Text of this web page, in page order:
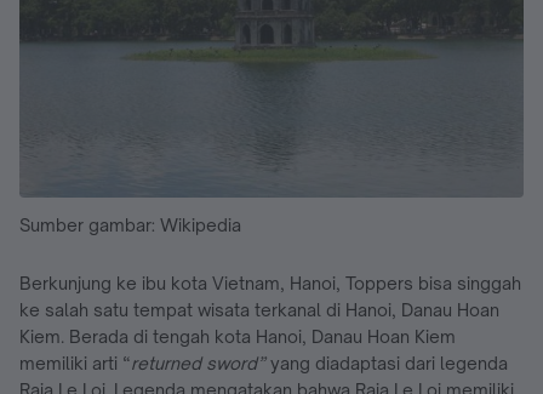
Sumber gambar: Wikipedia
Berkunjung ke ibu kota Vietnam, Hanoi, Toppers bisa singgah
ke salah satu tempat wisata terkanal di Hanoi, Danau Hoan
Kiem. Berada di tengah kota Hanoi, Danau Hoan Kiem
memiliki arti “returned sword”yang diadaptasi dari legenda